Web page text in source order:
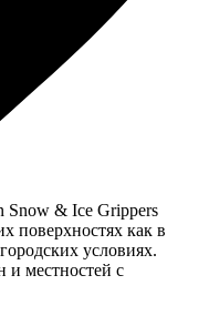
Snow & Ice Grippers
поверхностях как в
условиях.
и местностей с